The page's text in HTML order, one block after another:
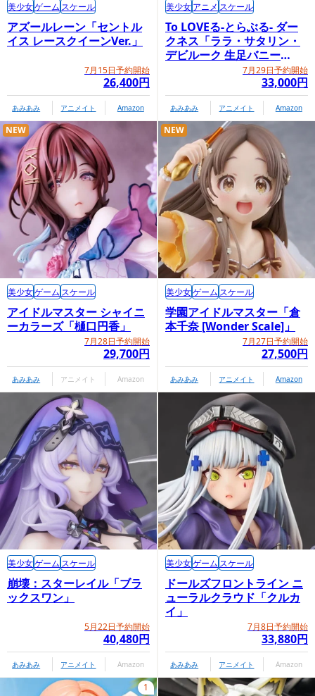
アズールレーン「セントル
イス レースクイーンVer.」
7月15日予約開始
26,400円
美少女ゲーム スケール
あみあみ アニメイト Amazon
To LOVEる-とらぶる- ダー
クネス「ララ・サタリン・
デビルーク 生足バニー
7月29日予約開始
33,000円
美少女アニメ スケール
あみあみ アニメイト Amazon
アイドルマスター シャイニ
ーカラーズ「樋口円香」
7月28日予約開始
29,700円
NEW
美少女ゲーム スケール
あみあみ アニメイト Amazon
学園アイドルマスター「倉
本千奈 [Wonder Scale]」
7月27日予約開始
27,500円
NEW
美少女ゲーム スケール
あみあみ アニメイト Amazon
崩壊：スターレイル「ブラ
ックスワン」
5月22日予約開始
40,480円
美少女ゲーム スケール
あみあみ アニメイト Amazon
ドールズフロントライン ニ
ューラルクラウド「クルカ
イ」
7月8日予約開始
33,880円
美少女ゲーム スケール
あみあみ アニメイト Amazon
1